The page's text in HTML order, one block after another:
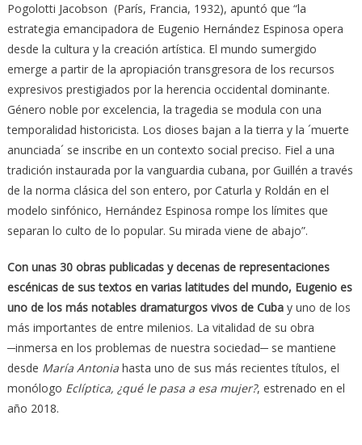
Pogolotti Jacobson (París, Francia, 1932), apuntó que “la
estrategia emancipadora de Eugenio Hernández Espinosa opera
desde la cultura y la creación artística. El mundo sumergido
emerge a partir de la apropiación transgresora de los recursos
expresivos prestigiados por la herencia occidental dominante.
Género noble por excelencia, la tragedia se modula con una
temporalidad historicista. Los dioses bajan a la tierra y la ´muerte
anunciada´ se inscribe en un contexto social preciso. Fiel a una
tradición instaurada por la vanguardia cubana, por Guillén a través
de la norma clásica del son entero, por Caturla y Roldán en el
modelo sinfónico, Hernández Espinosa rompe los límites que
separan lo culto de lo popular. Su mirada viene de abajo”.
Con unas 30 obras publicadas y decenas de representaciones
escénicas de sus textos en varias latitudes del mundo, Eugenio es
uno de los más notables dramaturgos vivos de Cubay uno de los
más importantes de entre milenios. La vitalidad de su obra
─inmersa en los problemas de nuestra sociedad─ se mantiene
desde María Antoniahasta uno de sus más recientes títulos, el
monólogo Eclíptica, ¿qué le pasa a esa mujer?, estrenado en el
año 2018.